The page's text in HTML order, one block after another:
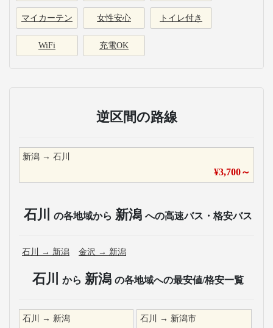
マイカーテン 女性安心 トイレ付き
WiFi 充電OK
逆区間の路線
新潟 → 石川
¥3,700～
石川 の各地域から 新潟 への高速バス・格安バス
石川 → 新潟 金沢 → 新潟
石川 から 新潟 の各地域への最安値/格安一覧
石川 → 新潟 石川 → 新潟市